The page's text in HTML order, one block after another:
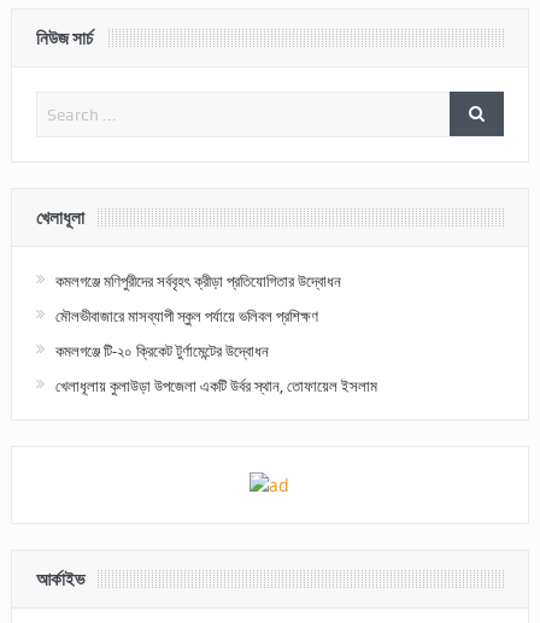
নিউজ সার্চ
খেলাধূলা
কমলগঞ্জে মণিপুরীদের সর্ববৃহৎ ক্রীড়া প্রতিযোগিতার উদ্বোধন
মৌলভীবাজারে মাসব্যাপী স্কুল পর্যায়ে ভলিবল প্রশিক্ষণ
কমলগঞ্জে টি-২০ ক্রিকেট টুর্ণামেন্টের উদ্বোধন
খেলাধূলায় কুলাউড়া উপজেলা একটি উর্বর স্থান, তোফায়েল ইসলাম
আর্কাইভ